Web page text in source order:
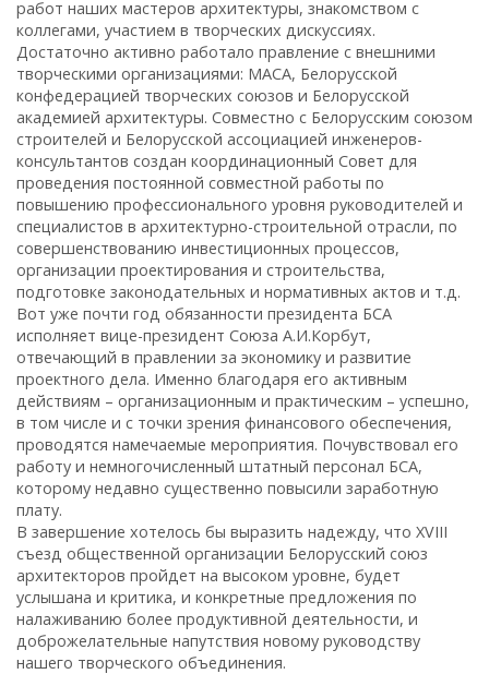
работ наших мастеров архитектуры, знакомством с
коллегами, участием в творческих дискуссиях.
Достаточно активно работало правление с внешними
творческими организациями: МАСА, Белорусской
конфедерацией творческих союзов и Белорусской
академией архитектуры. Совместно с Белорусским союзом
строителей и Белорусской ассоциацией инженеров-
консультантов создан координационный Совет для
проведения постоянной совместной работы по
повышению профессионального уровня руководителей и
специалистов в архитектурно-строительной отрасли, по
совершенствованию инвестиционных процессов,
организации проектирования и строительства,
подготовке законодательных и нормативных актов и т.д.
Вот уже почти год обязанности президента БСА
исполняет вице-президент Союза А.И.Корбут,
отвечающий в правлении за экономику и развитие
проектного дела. Именно благодаря его активным
действиям – организационным и практическим – успешно,
в том числе и с точки зрения финансового обеспечения,
проводятся намечаемые мероприятия. Почувствовал его
работу и немногочисленный штатный персонал БСА,
которому недавно существенно повысили заработную
плату.
В завершение хотелось бы выразить надежду, что XVIII
съезд общественной организации Белорусский союз
архитекторов пройдет на высоком уровне, будет
услышана и критика, и конкретные предложения по
налаживанию более продуктивной деятельности, и
доброжелательные напутствия новому руководству
нашего творческого объединения.